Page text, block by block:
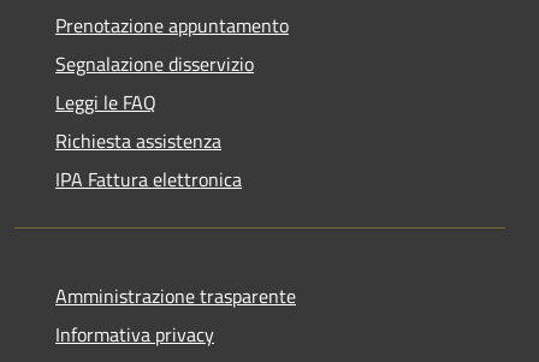
Prenotazione appuntamento
Segnalazione disservizio
Leggi le FAQ
Richiesta assistenza
IPA Fattura elettronica
Amministrazione trasparente
Informativa privacy